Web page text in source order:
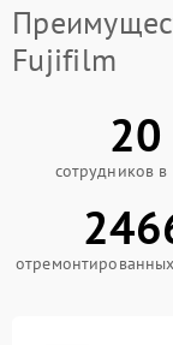
Fujifilm
20
сотрудников в